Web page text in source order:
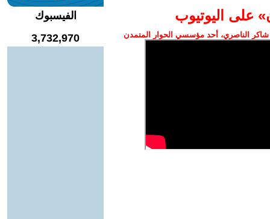
على اليوتيوب
الناصري، أحد مؤسسي الحوار المتمدن
الفيسبوك
3,732,970